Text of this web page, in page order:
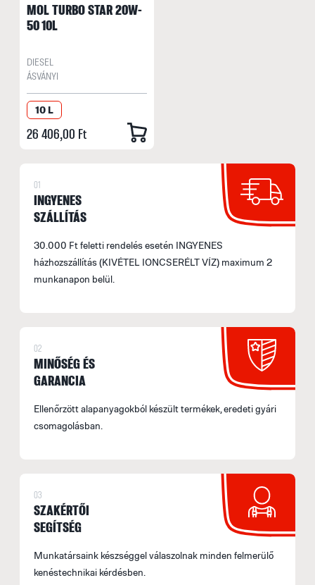
MOL TURBO STAR 20W-
50 10L
DIESEL
ÁSVÁNYI
10 L
26 406,00 Ft
01
INGYENES
SZÁLLÍTÁS
30.000 Ft feletti rendelés esetén INGYENES
házhozszállítás (KIVÉTEL IONCSERÉLT VÍZ) maximum 2
munkanapon belül.
02
MINŐSÉG ÉS
GARANCIA
Ellenőrzött alapanyagokból készült termékek, eredeti gyári
csomagolásban.
03
SZAKÉRTŐI
SEGÍTSÉG
Munkatársaink készséggel válaszolnak minden felmerülő
kenéstechnikai kérdésben.